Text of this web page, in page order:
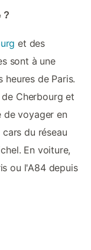
?
et des
sont à une
heures de Paris.
Cherbourg et
de voyager en
du réseau
En voiture,
ou l'A84 depuis